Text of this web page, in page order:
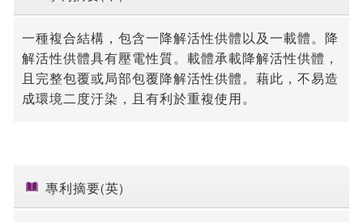
一種複合結構，包含一降解活性供體以及一載體。降
解活性供體具有壓電性質。載體承載降解活性供體，
且完整包覆或局部包覆降解活性供體。藉此，不易造
成環境二度汙染，且有利於重複使用。
專利摘要(英)